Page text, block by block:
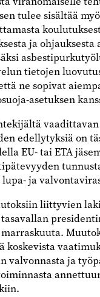
tulee sisältää
ja ohjauksesta
tietojen
ne sopivat
asetuksen
vaadittavan
edellytyksiä on
EU- tai ETA
ja
liittyvien
koskevista
valvonnasta ja